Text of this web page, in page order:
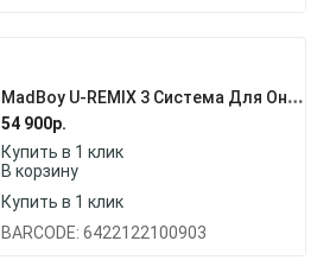
M
AdBoy U-REMIX 3 Система Для Онлайн Караоке С Двумя Беспроводными Микрофонами
54 900р.
Купить в 1 клик
В корзину
Купить в 1 клик
BARCODE: 6422122100903